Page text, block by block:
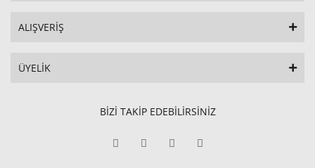
ALIŞVERİŞ
ÜYELİK
BİZİ TAKİP EDEBİLİRSİNİZ